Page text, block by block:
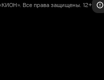
Все права защищены. 12+